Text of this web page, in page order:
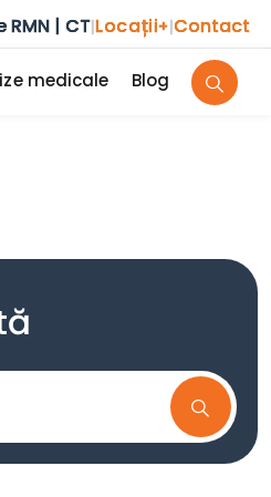
RMN | CT|Locații+|Contact
medicale Blog